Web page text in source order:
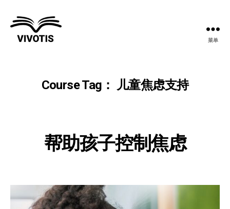
菜单
Course Tag： 儿童焦虑支持
帮助孩子控制焦虑